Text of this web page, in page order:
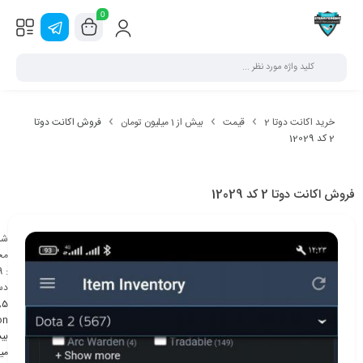
0
خرید اکانت دوتا 2 قیمت بیش از 1 میلیون تومان
فروش اکانت دوتا
2 کد 12029
فروش اکانت دوتا 2 کد 12029
:
5
,